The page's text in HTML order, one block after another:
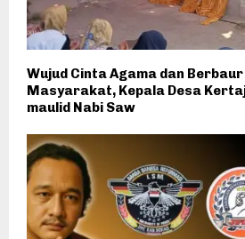
Wujud Cinta Agama dan Berbaur
Masyarakat, Kepala Desa
maulid Nabi Saw